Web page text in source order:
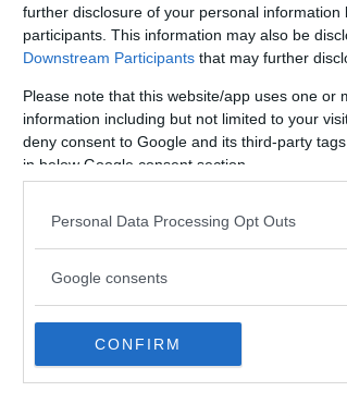
further disclosure of your personal information
participants. This information may also be
Downstream Participants that may further
Please note that this website/app uses one
information including but not limited to your
deny consent to Google and its third-party
in below Google consent section.
Personal Data Processing Opt Outs
Google consents
CONFIRM